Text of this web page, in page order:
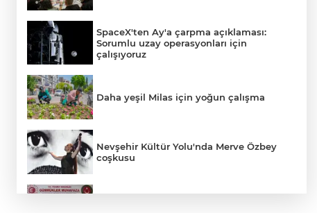
SpaceX'ten Ay'a çarpma açıklaması:
Sorumlu uzay operasyonları için
çalışıyoruz
Daha yeşil Milas için yoğun çalışma
Nevşehir Kültür Yolu'nda Merve Özbey
coşkusu